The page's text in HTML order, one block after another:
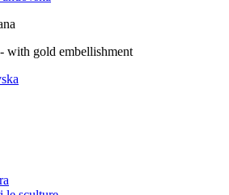
with gold embellishment